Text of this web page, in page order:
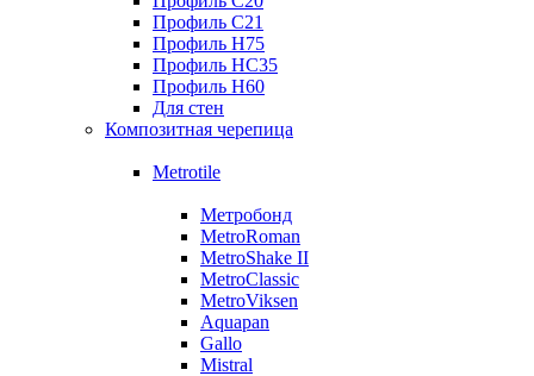
Профиль С21
Профиль Н75
Профиль НС35
Профиль Н60
Для стен
Композитная черепица
Metrotile
Метробонд
MetroRoman
MetroShake II
MetroClassic
MetroViksen
Aquapan
Gallo
Mistral